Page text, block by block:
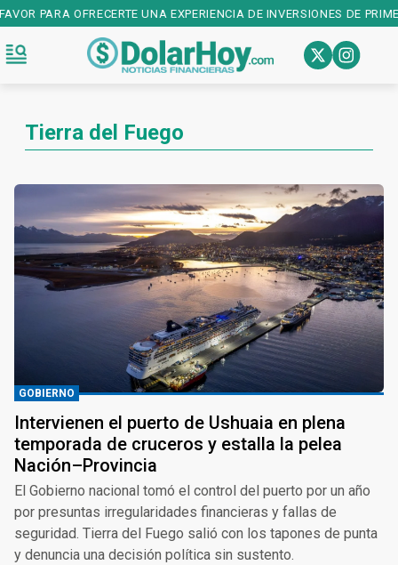
UNA EXPERIENCIA DE INVERSIONES DE PRIMER NIVEL!
Tierra del Fuego
GOBIERNO
Intervienen el puerto de Ushuaia en plena
temporada de cruceros y estalla la pelea
Nación–Provincia
El Gobierno nacional tomó el control del puerto por un año
por presuntas irregularidades financieras y fallas de
seguridad. Tierra del Fuego salió con los tapones de punta
y denuncia una decisión política sin sustento.